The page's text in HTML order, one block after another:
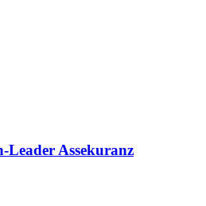
Leader Assekuranz